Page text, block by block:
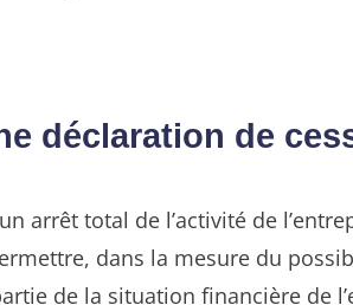
déclaration de
arrêt total de l’activité de
dans la mesure du
de la situation financière de